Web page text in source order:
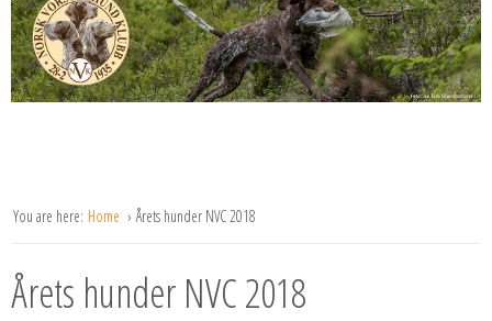
You are here: Home Årets hunder NVC 2018
Årets hunder NVC 2018